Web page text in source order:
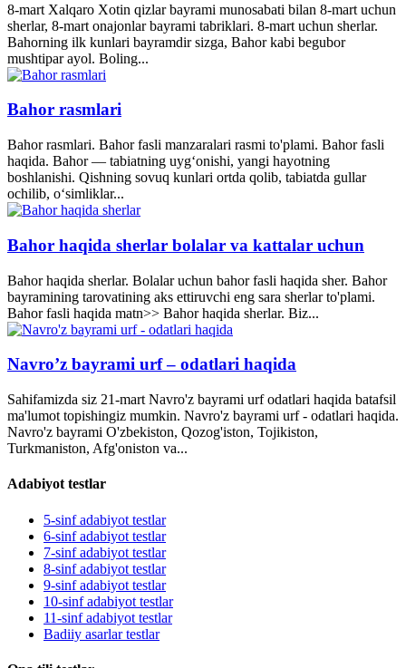
8-mart Xalqaro Xotin qizlar bayrami munosabati bilan 8-mart uchun
sherlar, 8-mart onajonlar bayrami tabriklari. 8-mart uchun sherlar.
Bahorning ilk kunlari bayramdir sizga, Bahor kabi begubor
mushtipar ayol. Boling...
Bahor rasmlari
Bahor rasmlari. Bahor fasli manzaralari rasmi to'plami. Bahor fasli
haqida. Bahor — tabiatning uyg‘onishi, yangi hayotning
boshlanishi. Qishning sovuq kunlari ortda qolib, tabiatda gullar
ochilib, o‘simliklar...
Bahor haqida sherlar bolalar va kattalar uchun
Bahor haqida sherlar. Bolalar uchun bahor fasli haqida sher. Bahor
bayramining tarovatining aks ettiruvchi eng sara sherlar to'plami.
Bahor fasli haqida matn>> Bahor haqida sherlar. Biz...
Navro’z bayrami urf – odatlari haqida
Sahifamizda siz 21-mart Navro'z bayrami urf odatlari haqida batafsil
ma'lumot topishingiz mumkin. Navro'z bayrami urf - odatlari haqida.
Navro'z bayrami O'zbekiston, Qozog'iston, Tojikiston,
Turkmaniston, Afg'oniston va...
Adabiyot testlar
5-sinf adabiyot testlar
6-sinf adabiyot testlar
7-sinf adabiyot testlar
8-sinf adabiyot testlar
9-sinf adabiyot testlar
10-sinf adabiyot testlar
11-sinf adabiyot testlar
Badiiy asarlar testlar